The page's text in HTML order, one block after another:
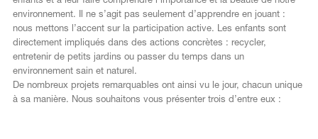
environnement. Il ne s’agit pas seulement d’apprendre en jouant :
nous mettons l’accent sur la participation active. Les enfants sont
directement impliqués dans des actions concrètes : recycler,
entretenir de petits jardins ou passer du temps dans un
environnement sain et naturel.
De nombreux projets remarquables ont ainsi vu le jour, chacun unique
à sa manière. Nous souhaitons vous présenter trois d’entre eux :